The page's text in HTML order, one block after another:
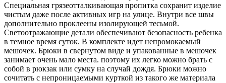
Специальная грязеотталкивающая пропитка сохранит изделие
чистым даже после активных игр на улице. Внутри все швы
дополнительно проклеены изолирующей тесьмой.
Светоотражающие детали обеспечивают безопасность ребенка
в темное время суток. В комплекте идет непромокаемый
мешочек. Брюки в свернутом виде и упакованные в мешочек
занимает очень мало места. поэтому их легко можно брать с
собой в рюкзак или сумку на случай дождя. Брюки можно
сочитать с непроницаемыми курткой из такого же материала